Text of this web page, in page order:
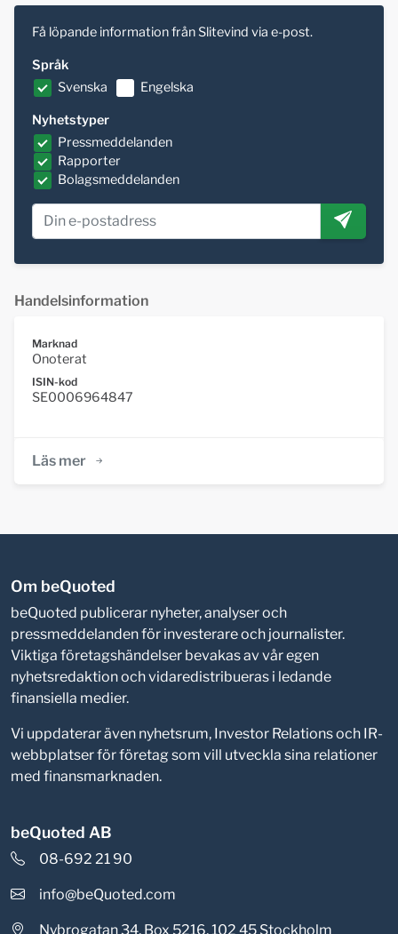
Få löpande information från Slitevind via e-post.
Språk
Svenska
Engelska
Nyhetstyper
Pressmeddelanden
Rapporter
Bolagsmeddelanden
Handelsinformation
Marknad
Onoterat
ISIN-kod
SE0006964847
Läs mer
Om beQuoted
beQuoted publicerar nyheter, analyser och
pressmeddelanden för investerare och journalister.
Viktiga företagshändelser bevakas av vår egen
nyhetsredaktion och vidaredistribueras i ledande
finansiella medier.
Vi uppdaterar även nyhetsrum, Investor Relations och IR-
webbplatser för företag som vill utveckla sina relationer
med finansmarknaden.
beQuoted AB
08-692 21 90
info@beQuoted.com
Nybrogatan 34, Box 5216, 102 45 Stockholm